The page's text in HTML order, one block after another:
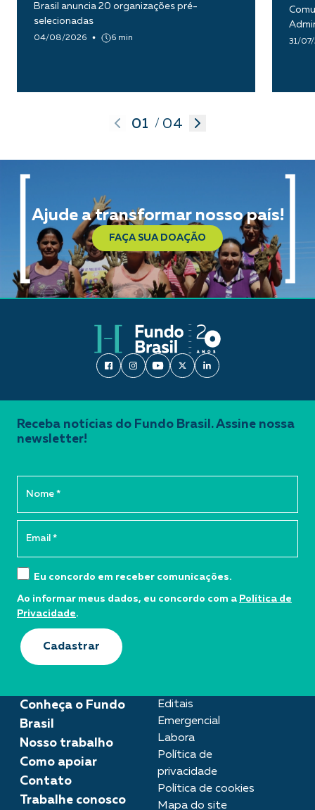
Brasil anuncia 20 organizações pré-
selecionadas
04/08/2026 6 min 31/
01 / 04
Ajude a transformar nosso país!
FAÇA SUA DOAÇÃO
Conheça o Fundo
Brasil
Nosso trabalho
Como apoiar
Contato
Trabalhe conosco
Editais
Emergencial
Labora
Política de
privacidade
Política de cookies
Mapa do site
Receba notícias do Fundo Brasil. Assine nossa
newsletter!
Eu concordo em receber comunicações.
Ao informar meus dados, eu concordo com a Política de
Privacidade.
Cadastrar